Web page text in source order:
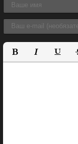
Полужирный
Курсив